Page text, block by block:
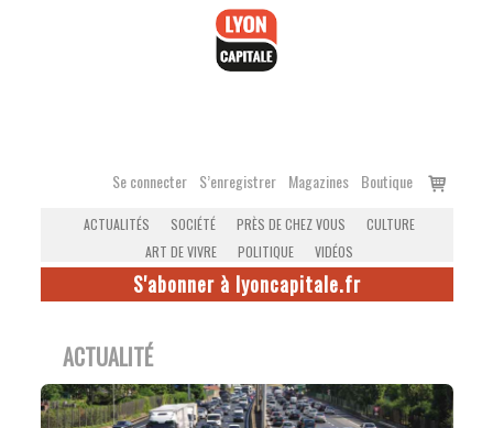
Se connecter S’enregistrer Magazines Boutique
Voir
ACTUALITÉS SOCIÉTÉ PRÈS DE CHEZ VOUS
CULTURE
ART DE VIVRE
POLITIQUE VIDÉOS
S'abonner à lyoncapitale.fr
ACTUALITÉ